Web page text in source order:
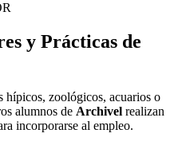
y Prácticas de
hípicos, zoológicos, acuarios o
alumnos de Archivel realizan
incorporarse al empleo.